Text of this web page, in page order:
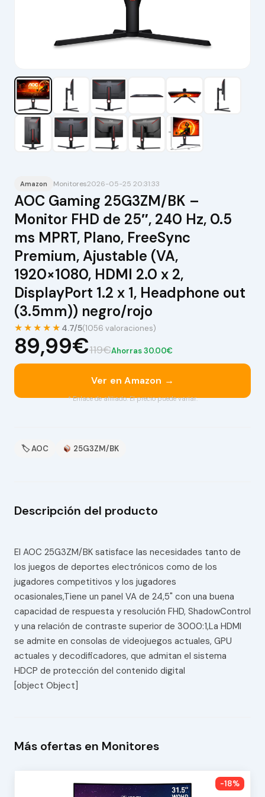
Amazon Monitores2026-05-25 20:31:33
AOC Gaming 25G3ZM/BK –
Monitor FHD de 25″, 240 Hz, 0.5
ms MPRT, Plano, FreeSync
Premium, Ajustable (VA,
1920×1080, HDMI 2.0 x 2,
DisplayPort 1.2 x 1, Headphone out
(3.5mm)) negro/rojo
★★★★★ 4.7/5(1056 valoraciones)
89,99€119€Ahorras 30.00€
Ver en Amazon →
* Enlace de afiliado. El precio puede variar.
🏷 AOC 25G3ZM/BK
Descripción del producto
El AOC 25G3ZM/BK satisface las necesidades tanto de
los juegos de deportes electrónicos como de los
jugadores competitivos y los jugadores
ocasionales,Tiene un panel VA de 24,5" con una buena
capacidad de respuesta y resolución FHD, ShadowControl
y una relación de contraste superior de 3000:1,La HDMI
se admite en consolas de videojuegos actuales, GPU
actuales y decodificadores, que admitan el sistema
HDCP de protección del contenido digital
[object Object]
Más ofertas en Monitores
-18%